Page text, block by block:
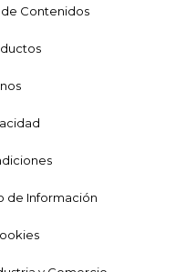
Contenidos
de Información